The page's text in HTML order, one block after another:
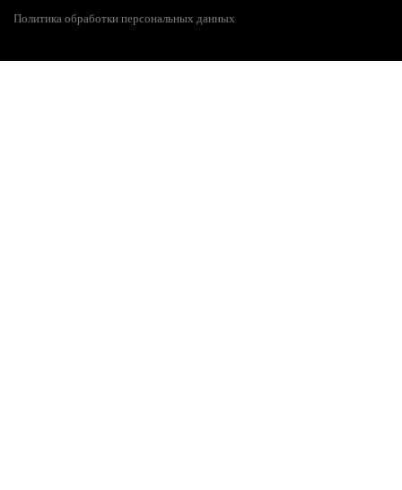
Политика обработки персональных данных